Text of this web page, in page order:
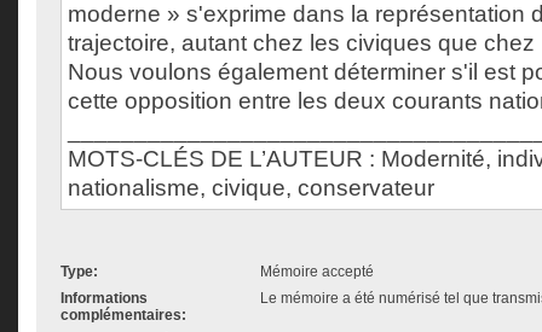
moderne » s'exprime dans la représentation
trajectoire, autant chez les civiques que
Nous voulons également déterminer s'il est
cette opposition entre les deux courants
MOTS-CLÉS DE L’AUTEUR : Modernité,
nationalisme, civique, conservateur
Type:
Mémoire accepté
Informations
complémentaires:
Le mémoire a été numérisé tel que